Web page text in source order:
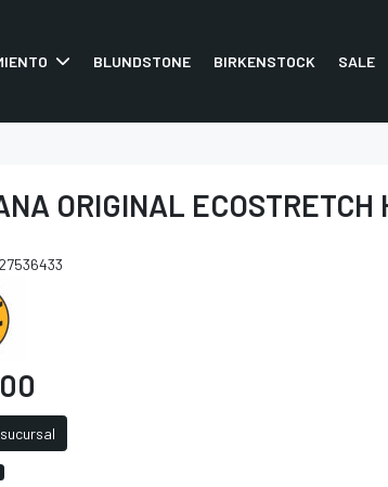
BLUNDSTONE BIRKENSTOCK SALE
ORIGINAL ECOSTRETCH